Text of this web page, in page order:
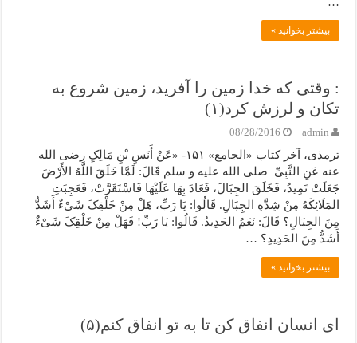
بیشتر بخوانید »
: وقتی که خدا زمین را آفرید، زمین شروع به
تکان و لرزش کرد(۱)
admin
08/28/2016
ترمذی، آخر کتاب «الجامع» ۱۵۱- «عَنْ أَنَسِ بْنِ مَالِکٍ رضی الله
عنه عَنِ النَّبِیِّ صلی الله علیه و سلم قَالَ: لَمَّا خَلَقَ اللَّهُ الأَرْضَ
جَعَلَتْ تَمِیدُ، فَخَلَقَ الجِبَالَ، فَعَادَ بِهَا عَلَیْهَا فَاسْتَقَرَّتْ، فَعَجِبَتِ
المَلَائِکَهُ مِنْ شِدَّهِ الجِبَالِ. قَالُوا: یَا رَبِّ، هَلْ مِنْ خَلْقِکَ شَیْءٌ أَشَدُّ
مِنَ الجِبَالِ؟ قَالَ: نَعَمُ الحَدِیدُ. قَالُوا: یَا رَبِّ! فَهَلْ مِنْ خَلْقِکَ شَیْءٌ
أَشَدُّ مِنَ الحَدِیدِ؟ …
بیشتر بخوانید »
ای انسان انفاق کن تا به تو انفاق کنم(۵)